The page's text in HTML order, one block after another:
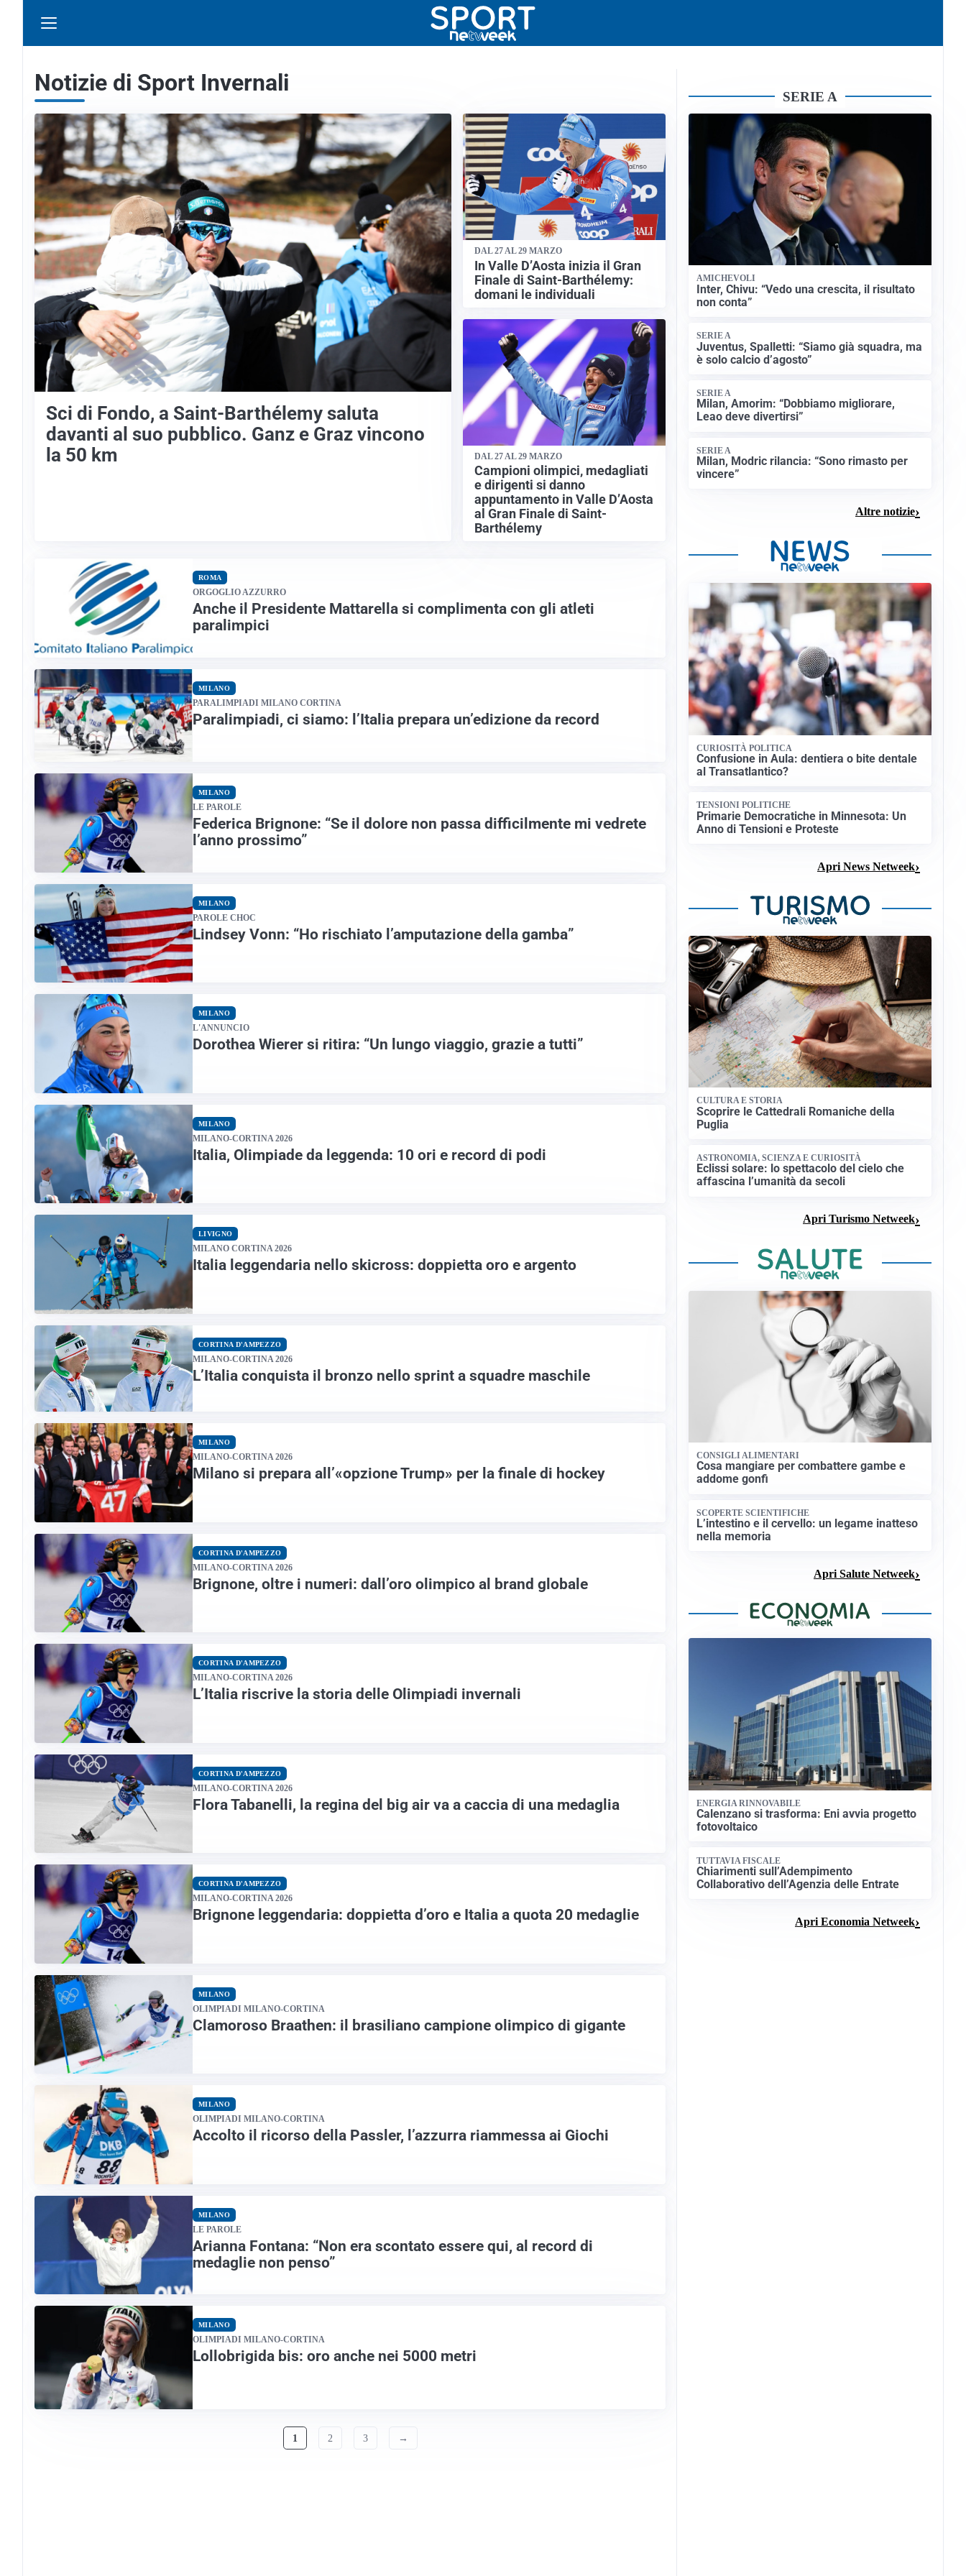
Notizie di Sport Invernali
Sci di Fondo, a Saint-Barthélemy saluta
davanti al suo pubblico. Ganz e Graz vincono
la 50 km
DAL 27 AL 29 MARZO
In Valle D’Aosta inizia il Gran
Finale di Saint-Barthélemy:
domani le individuali
DAL 27 AL 29 MARZO
Campioni olimpici, medagliati
e dirigenti si danno
appuntamento in Valle D’Aosta
al Gran Finale di Saint-
Barthélemy
ROMA
ORGOGLIO AZZURRO
Anche il Presidente Mattarella si complimenta con gli atleti
paralimpici
MILANO
PARALIMPIADI MILANO CORTINA
Paralimpiadi, ci siamo: l’Italia prepara un’edizione da record
MILANO
LE PAROLE
Federica Brignone: “Se il dolore non passa difficilmente mi vedrete
l’anno prossimo”
MILANO
PAROLE CHOC
Lindsey Vonn: “Ho rischiato l’amputazione della gamba”
MILANO
L'ANNUNCIO
Dorothea Wierer si ritira: “Un lungo viaggio, grazie a tutti”
MILANO
MILANO-CORTINA 2026
Italia, Olimpiade da leggenda: 10 ori e record di podi
LIVIGNO
MILANO CORTINA 2026
Italia leggendaria nello skicross: doppietta oro e argento
CORTINA D'AMPEZZO
MILANO-CORTINA 2026
L’Italia conquista il bronzo nello sprint a squadre maschile
MILANO
MILANO-CORTINA 2026
Milano si prepara all’«opzione Trump» per la finale di hockey
CORTINA D'AMPEZZO
MILANO-CORTINA 2026
Brignone, oltre i numeri: dall’oro olimpico al brand globale
CORTINA D'AMPEZZO
MILANO-CORTINA 2026
L’Italia riscrive la storia delle Olimpiadi invernali
CORTINA D'AMPEZZO
MILANO-CORTINA 2026
Flora Tabanelli, la regina del big air va a caccia di una medaglia
CORTINA D'AMPEZZO
MILANO-CORTINA 2026
Brignone leggendaria: doppietta d’oro e Italia a quota 20 medaglie
MILANO
OLIMPIADI MILANO-CORTINA
Clamoroso Braathen: il brasiliano campione olimpico di gigante
MILANO
OLIMPIADI MILANO-CORTINA
Accolto il ricorso della Passler, l’azzurra riammessa ai Giochi
MILANO
LE PAROLE
Arianna Fontana: “Non era scontato essere qui, al record di
medaglie non penso”
MILANO
OLIMPIADI MILANO-CORTINA
Lollobrigida bis: oro anche nei 5000 metri
1 2 3 →
SERIE A
AMICHEVOLI
Inter, Chivu: “Vedo una crescita, il risultato
non conta”
SERIE A
Juventus, Spalletti: “Siamo già squadra, ma
è solo calcio d’agosto”
SERIE A
Milan, Amorim: “Dobbiamo migliorare,
Leao deve divertirsi”
SERIE A
Milan, Modric rilancia: “Sono rimasto per
vincere”
Altre notizie
CURIOSITÀ POLITICA
Confusione in Aula: dentiera o bite dentale
al Transatlantico?
TENSIONI POLITICHE
Primarie Democratiche in Minnesota: Un
Anno di Tensioni e Proteste
Apri News Netweek
CULTURA E STORIA
Scoprire le Cattedrali Romaniche della
Puglia
ASTRONOMIA, SCIENZA E CURIOSITÀ
Eclissi solare: lo spettacolo del cielo che
affascina l’umanità da secoli
Apri Turismo Netweek
CONSIGLI ALIMENTARI
Cosa mangiare per combattere gambe e
addome gonfi
SCOPERTE SCIENTIFICHE
L’intestino e il cervello: un legame inatteso
nella memoria
Apri Salute Netweek
ENERGIA RINNOVABILE
Calenzano si trasforma: Eni avvia progetto
fotovoltaico
TUTTAVIA FISCALE
Chiarimenti sull’Adempimento
Collaborativo dell’Agenzia delle Entrate
Apri Economia Netweek